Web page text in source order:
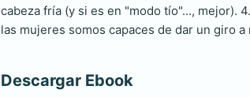
cabeza fría (y si es en "modo tío"..., mejor).
las mujeres somos capaces de dar un giro
Descargar Ebook